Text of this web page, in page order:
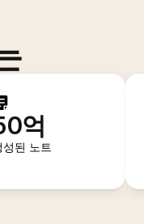
억
성된 노트